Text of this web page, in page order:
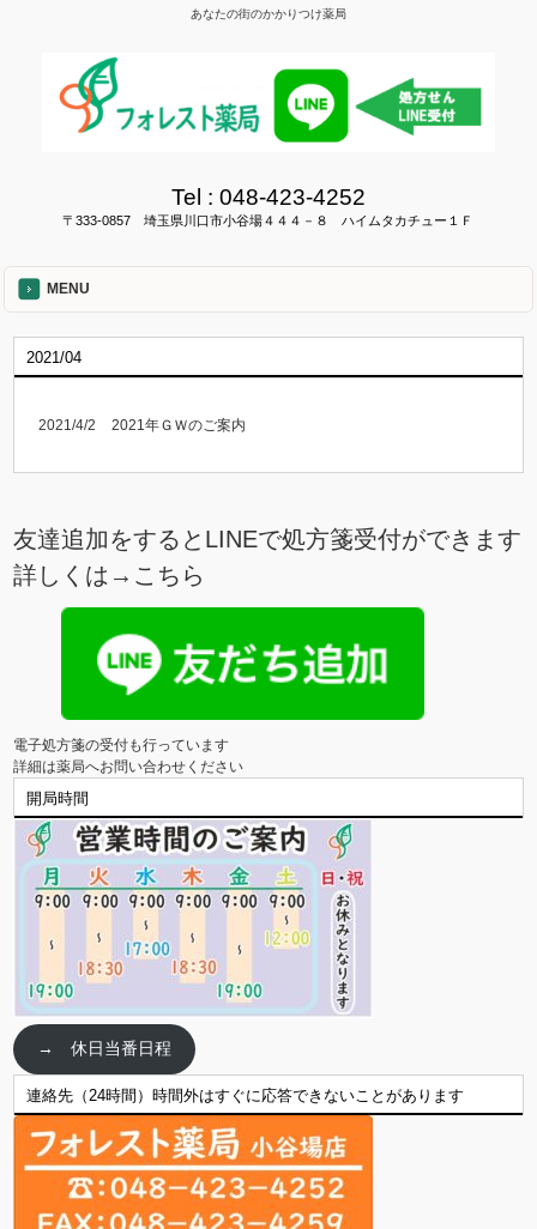
あなたの街のかかりつけ薬局
Tel : 048-423-4252
〒333-0857 埼玉県川口市小谷場４４４－８ ハイムタカチュー１Ｆ
MENU
2021/04
2021/4/2 2021年ＧＷのご案内
友達追加をするとLINEで処方箋受付ができます
詳しくは→ こちら
電子処方箋の受付も行っています
詳細は薬局へお問い合わせください
開局時間
→ 休日当番日程
連絡先（24時間）時間外はすぐに応答できないことがあります